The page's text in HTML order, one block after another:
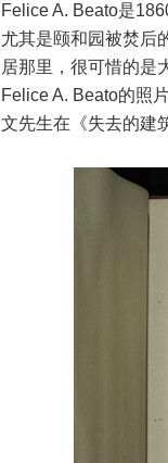
Felice A. Beato是
尤其是颐和园被焚后
居那里，很可惜的是
Felice A. Beato的照
文先生在《失去的建